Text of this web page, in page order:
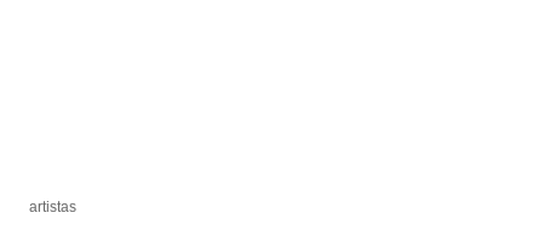
artistas
artistas